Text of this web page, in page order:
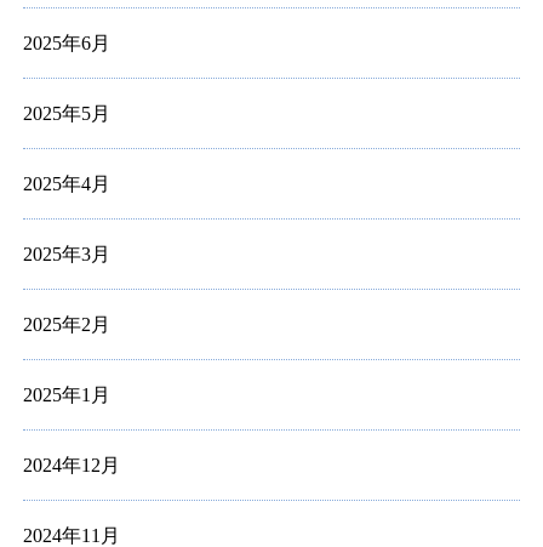
2025年6月
2025年5月
2025年4月
2025年3月
2025年2月
2025年1月
2024年12月
2024年11月